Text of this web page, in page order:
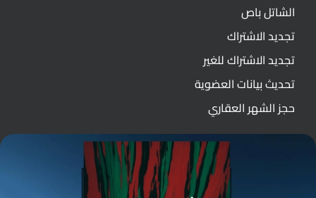
الشاتل باص
تجديد الاشتراك
تجديد الاشتراك للغير
تحديث بيانات العضوية
حجز الشهر العقاري